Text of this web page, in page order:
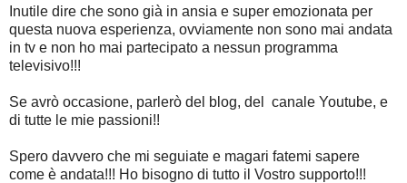
Inutile dire che sono già in ansia e super emozionata per
questa nuova esperienza, ovviamente non sono mai andata
in tv e non ho mai partecipato a nessun programma
televisivo!!!
Se avrò occasione, parlerò del blog, del canale Youtube, e
di tutte le mie passioni!!
Spero davvero che mi seguiate e magari fatemi sapere
come è andata!!! Ho bisogno di tutto il Vostro supporto!!!